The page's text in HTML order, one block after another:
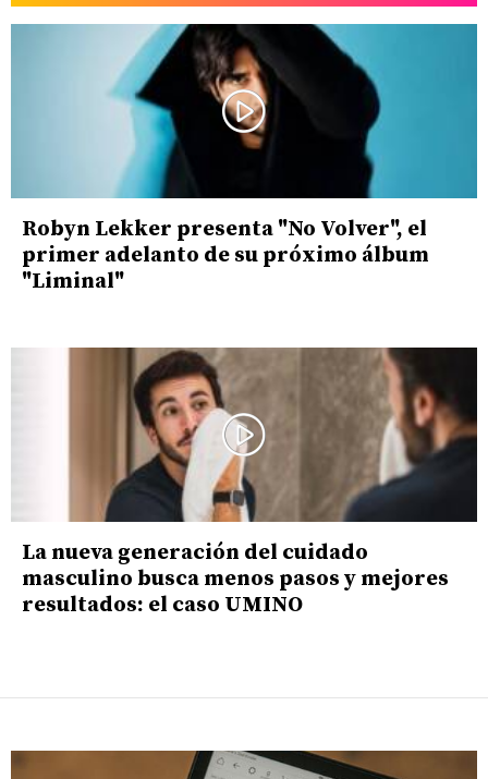
Robyn Lekker presenta "No Volver", el
primer adelanto de su próximo álbum
"Liminal"
La nueva generación del cuidado
masculino busca menos pasos y mejores
resultados: el caso UMINO